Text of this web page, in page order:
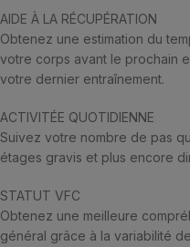
AIDE À LA RÉCUPÉRATION
Obtenez une estimation du
votre corps avant le prochain
votre dernier entraînement.
ACTIVITÉE QUOTIDIENNE
Suivez votre nombre de pas
étages gravis et plus encore
STATUT VFC
Obtenez une meilleure
général grâce à la variabilité